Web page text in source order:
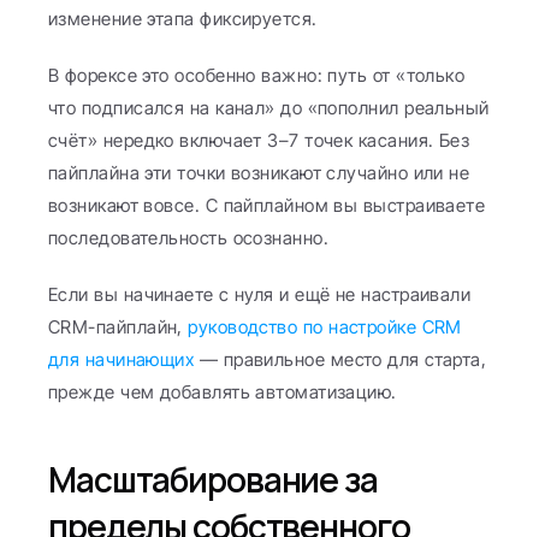
изменение этапа фиксируется.
В форексе это особенно важно: путь от «только
что подписался на канал» до «пополнил реальный
счёт» нередко включает 3–7 точек касания. Без
пайплайна эти точки возникают случайно или не
возникают вовсе. С пайплайном вы выстраиваете
последовательность осознанно.
Если вы начинаете с нуля и ещё не настраивали
CRM-пайплайн, руководство по настройке CRM
для начинающих — правильное место для старта,
прежде чем добавлять автоматизацию.
Масштабирование за
пределы собственного